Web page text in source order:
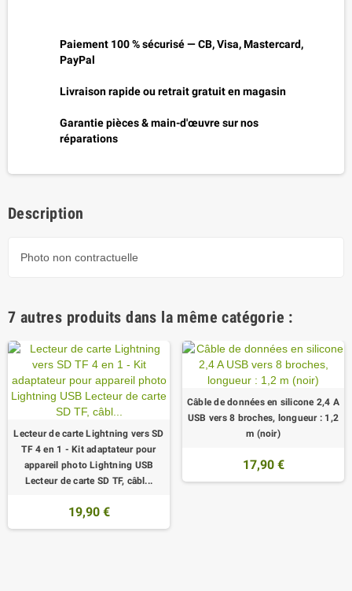
Paiement 100 % sécurisé — CB, Visa, Mastercard,
PayPal
Livraison rapide ou retrait gratuit en magasin
Garantie pièces & main-d'œuvre sur nos
réparations
Description
Photo non contractuelle
7 autres produits dans la même catégorie :
Lecteur de carte Lightning vers SD
TF 4 en 1 - Kit adaptateur pour
appareil photo Lightning USB
Lecteur de carte SD TF, câbl...
19,90 €
Câble de données en silicone 2,4 A
USB vers 8 broches, longueur : 1,2
m (noir)
17,90 €